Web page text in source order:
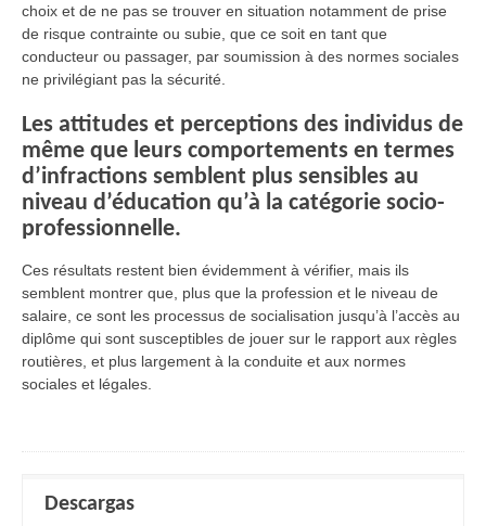
choix et de ne pas se trouver en situation notamment de prise
de risque contrainte ou subie, que ce soit en tant que
conducteur ou passager, par soumission à des normes sociales
ne privilégiant pas la sécurité.
Les attitudes et perceptions des individus de
même que leurs comportements en termes
d’infractions semblent plus sensibles au
niveau d’éducation qu’à la catégorie socio-
professionnelle.
Ces résultats restent bien évidemment à vérifier, mais ils
semblent montrer que, plus que la profession et le niveau de
salaire, ce sont les processus de socialisation jusqu’à l’accès au
diplôme qui sont susceptibles de jouer sur le rapport aux règles
routières, et plus largement à la conduite et aux normes
sociales et légales.
Descargas